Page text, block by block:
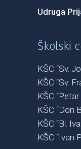
Udruga
Školski
KŠC “Sv.
KŠC “Sv.
KŠC
KŠC “Don
KŠC “Bl.
KŠC “Ivan